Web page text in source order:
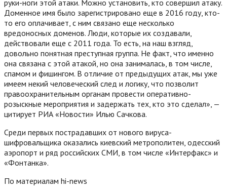
руки-ноги этой атаки. Можно установить, кто совершил атаку.
Доменное имя было зарегистрировано еще в 2016 году, кто-
то его оплачивает, с ним связано еще несколько
вредоносных доменов. Люди, которые их создавали,
действовали еще с 2011 года. То есть, на наш взгляд,
довольно понятная преступная группа. Не факт, что именно
она связана с этой атакой, но она занималась, в том числе,
спамом и фишингом. В отличие от предыдущих атак, мы уже
имеем некий человеческий след и логику, что позволит
правоохранительным органам провести оперативно-
розыскные мероприятия и задержать тех, кто это сделал», —
цитирует РИА «Новости» Илью Сачкова.
Среди первых пострадавших от нового вируса-
шифровальщика оказались киевский метрополитен, одесский
аэропорт и ряд российских СМИ, в том числе «Интерфакс» и
«Фонтанка».
По материалам hi-news